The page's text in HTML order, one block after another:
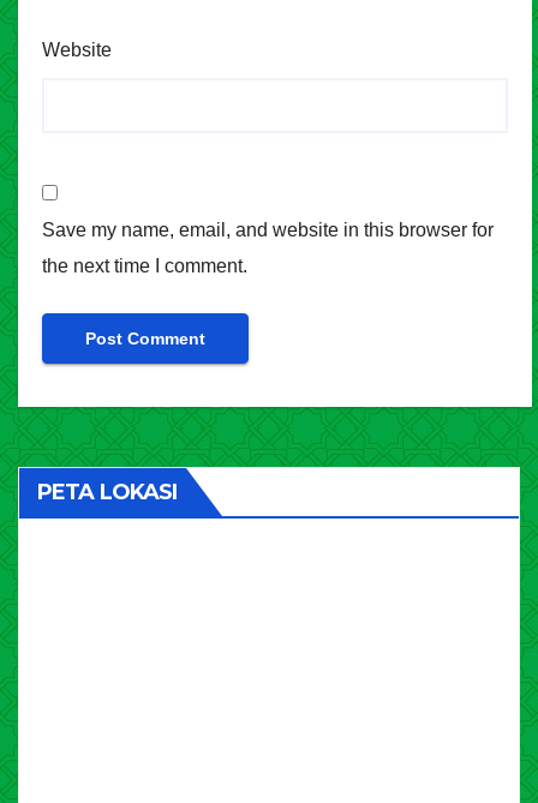
Website
Save my name, email, and website in this browser for
the next time I comment.
PETA LOKASI